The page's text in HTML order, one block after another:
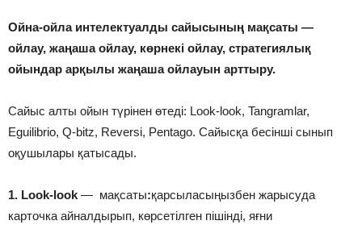
Ойна-ойла интелектуалды сайысының мақсаты —
ойлау, жаңаша ойлау, көрнекі ойлау, стратегиялық
ойындар арқылы жаңаша ойлауын арттыру.
Сайыс алты ойын түрінен өтеді: Look-look, Tangramlar,
Eguilibrio, Q-bitz, Reversi, Pentago. Сайысқа бесінші сынып
оқушылары қатысады.
1. Look-look — мақсаты:қарсыласыңызбен жарысуда
карточка айналдырып, көрсетілген пішінді, яғни